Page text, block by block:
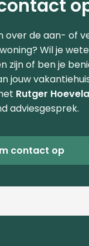
over de aan- of
Wil je
zijn of ben je
jouw
Rutger
adviesgesprek.
contact op